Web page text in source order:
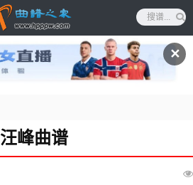
✕
汪峰曲谱